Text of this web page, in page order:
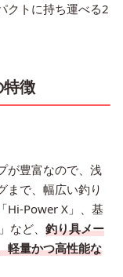
クトに持ち運べる2
徴
が豊富なので、浅
まで、幅広い釣り
Hi-Power X」、基
など、 釣り具メー
軽量かつ高性能な